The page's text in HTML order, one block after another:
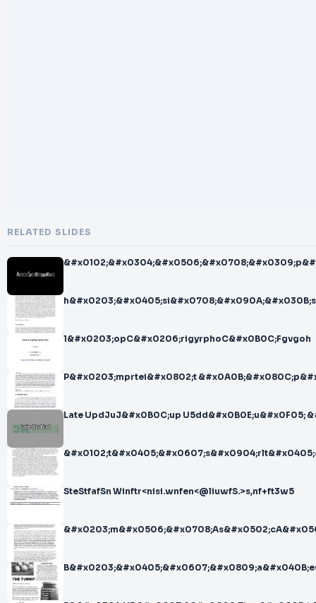
RELATED SLIDES
1&#x0203;opC&#x0206;rigyrphoC&#x0B0C;Fgvgoh
P&#x0203;mprtei&#x0802;t
Late UpdJuJ&#x0B0C;up U5dd&#x0B0E;u&#x0F05;
SteStfafSn Winftr<nisi.wnfen<@liuwfS.>s,nf+ft3w5